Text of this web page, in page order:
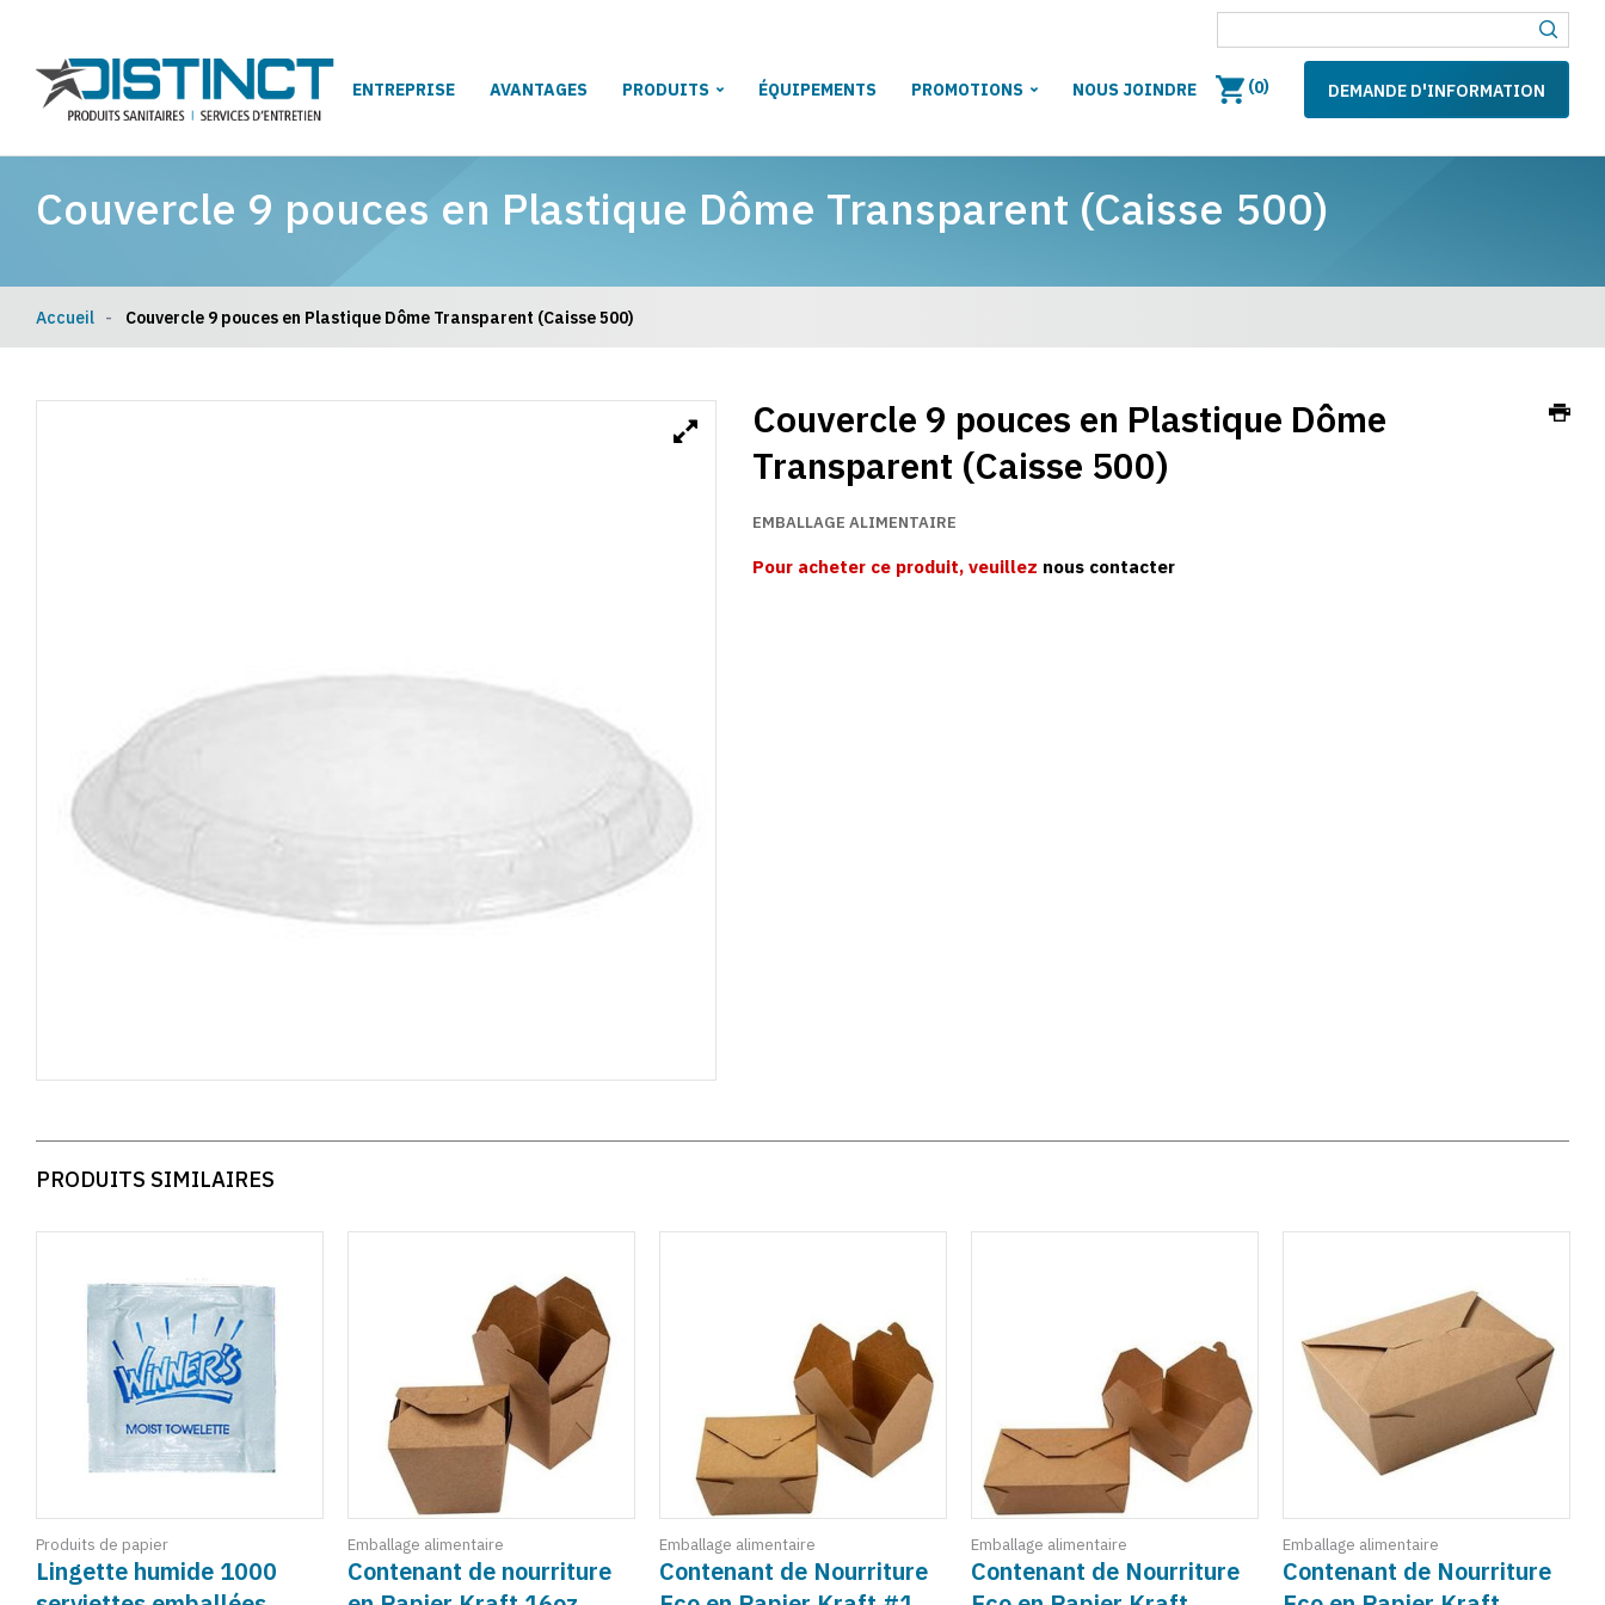
ENTREPRISE AVANTAGES PRODUITS ÉQUIPEMENTS PROMOTIONS NOUS JOINDRE (0) DEMANDE D'INFORMATION
Couvercle 9 pouces en Plastique Dôme Transparent (Caisse 500)
Accueil Couvercle 9 pouces en Plastique Dôme Transparent (Caisse 500)
Couvercle 9 pouces en Plastique Dôme
Transparent (Caisse 500)
EMBALLAGE ALIMENTAIRE
Pour acheter ce produit, veuillez nous contacter
PRODUITS SIMILAIRES
Produits de papier
Lingette humide 1000
Emballage alimentaire
Contenant de nourriture
Emballage alimentaire
Contenant de Nourriture
Emballage alimentaire
Contenant de Nourriture
Emballage alimentaire
Contenant de Nourriture